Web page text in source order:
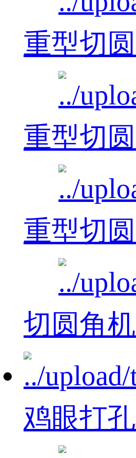
重型切
重型切
重型切
切圆角
鸡眼打